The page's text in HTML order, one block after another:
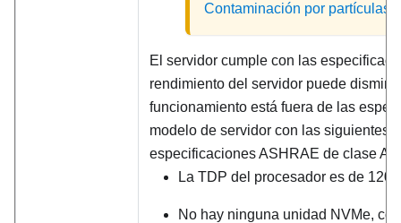
Contaminación por partículas
El servidor cumple con las
rendimiento del servidor puede
funcionamiento está fuera de las
modelo de servidor con las siguientes
especificaciones ASHRAE de clase A3
La TDP del procesador es de 120/
No hay ninguna unidad NVMe,